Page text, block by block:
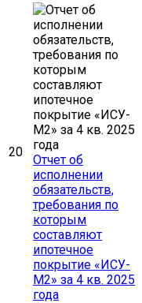
20
Отчет об
исполнении
обязательств,
требования по
которым
составляют
ипотечное
покрытие «ИСУ-
М2» за 4 кв. 2025
года